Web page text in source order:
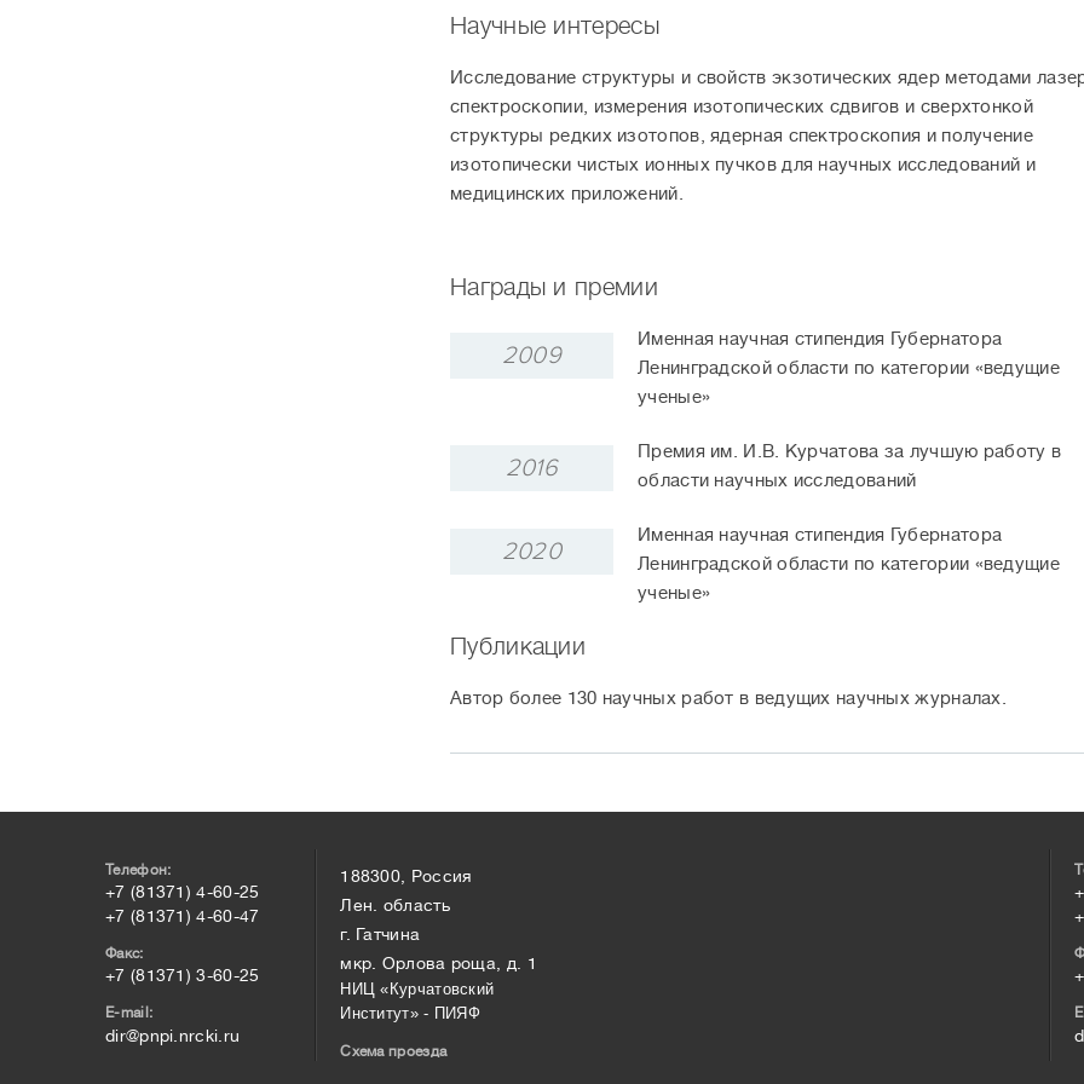
Научные интересы
Исследование структуры и свойств экзотических ядер методами
спектроскопии, измерения изотопических сдвигов и сверхтонкой
структуры редких изотопов, ядерная спектроскопия и получение
изотопически чистых ионных пучков для научных исследований и
медицинских приложений.
Награды и премии
2009
Именная научная стипендия Губернатора
Ленинградской области по категории «ведущие
ученые»
2016
Премия им. И.В. Курчатова за лучшую работу в
области научных исследований
2020
Именная научная стипендия Губернатора
Ленинградской области по категории «ведущие
ученые»
Публикации
Автор более 130 научных работ в ведущих научных журналах.
Телефон:
+7 (81371) 4-60-25
+7 (81371) 4-60-47
Факс:
+7 (81371) 3-60-25
E-mail:
dir@pnpi.nrcki.ru
188300, Россия
Лен. область
г. Гатчина
мкр. Орлова роща, д. 1
НИЦ «Курчатовский
Институт» - ПИЯФ
Схема проезда